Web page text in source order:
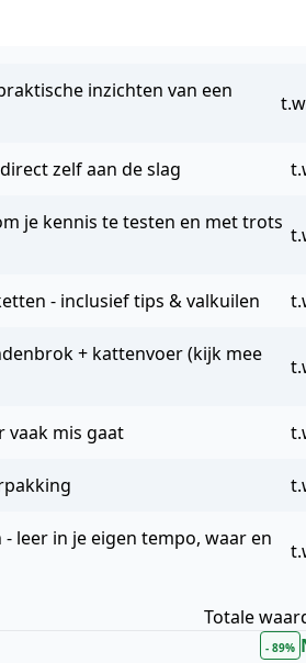
inzichten van een
zelf aan de slag
je kennis te testen en met trots
- inclusief tips & valkuilen
+ kattenvoer (kijk mee
vaak mis gaat
leer in je eigen tempo, waar en
- 89%
Totale